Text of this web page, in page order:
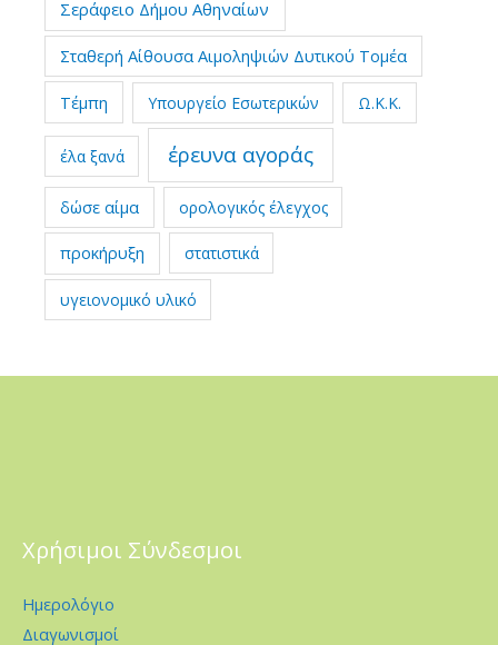
Σεράφειο Δήμου Αθηναίων
Σταθερή Αίθουσα Αιμοληψιών Δυτικού Τομέα
Τέμπη Υπουργείο Εσωτερικών Ω.Κ.Κ.
έλα ξανά έρευνα αγοράς
δώσε αίμα ορολογικός έλεγχος
προκήρυξη στατιστικά
υγειονομικό υλικό
Χρήσιμοι Σύνδεσμοι
Ημερολόγιο
Διαγωνισμοί